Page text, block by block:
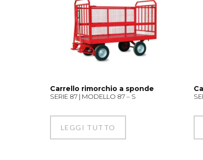
Carrello rimorchio a sponde
SERIE 87 | MODELLO 87 – S
LEGGI TUTTO